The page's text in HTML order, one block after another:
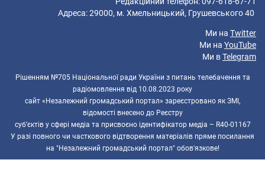
Адреса: 29000, м. Хмельницький, Грушевського 40
Ми на Twitter
Ми на YouTube
Ми вTelegram
Рішенням №705 Національної ради України з питань телебачення та
радіомовлення від 10.08.2023 року
сайт «Незалежний громадський портал» зареєстровано як ЗМІ,
відомості внесено до Реєстру
суб’єктів у сфері медіа та присвоєно ідентифікатор медіа – R40-01167
У разі повного чи часткового відтворення матеріалів пряме посилання
на "Незалежний громадський портал" обов'язкове!